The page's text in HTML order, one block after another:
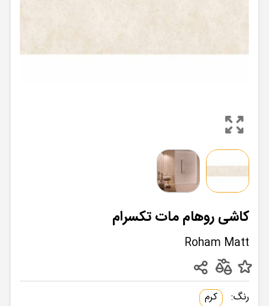
کاشی روهام مات تکسرام
Roham Matt
رنگ:
کرم